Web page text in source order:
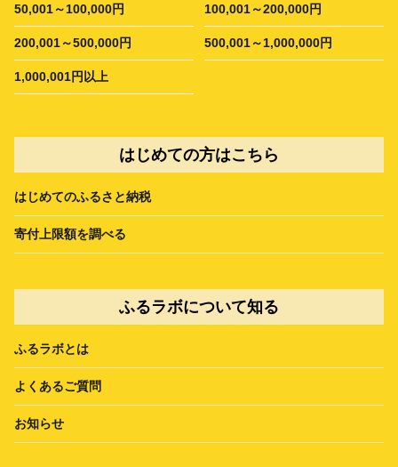
50,001～100,000円 100,001～200,000円
200,001～500,000円 500,001～1,000,000円
1,000,001円以上
はじめての方はこちら
はじめてのふるさと納税
寄付上限額を調べる
ふるラボについて知る
ふるラボとは
よくあるご質問
お知らせ